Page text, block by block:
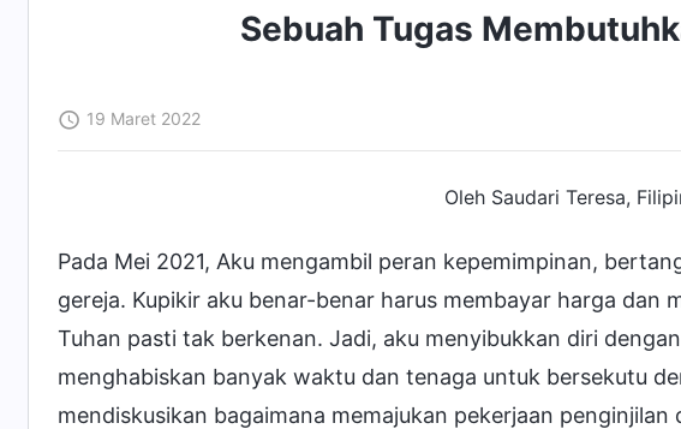
Sebuah Tugas
19 Maret 2022
Oleh Saudari Teresa,
Pada Mei 2021, Aku mengambil peran kepemimpinan,
gereja. Kupikir aku benar-benar harus membayar harga dan
Tuhan pasti tak berkenan. Jadi, aku menyibukkan diri
menghabiskan banyak waktu dan tenaga untuk bersekutu
mendiskusikan bagaimana memajukan pekerjaan